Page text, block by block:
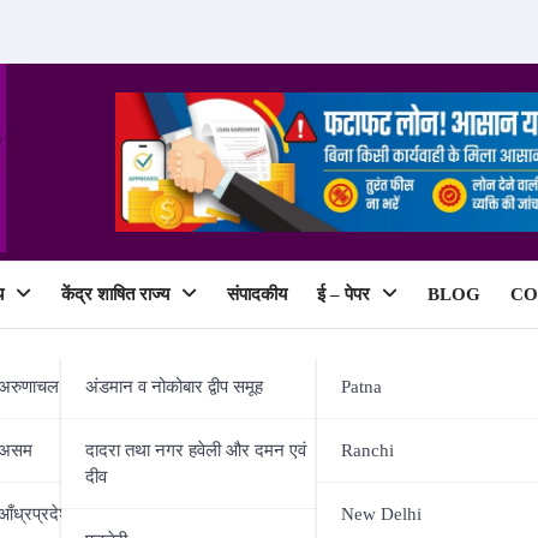
प्रदेश
केंद्र शाषित राज्य
अंडमान व नोकोबार द्वीप समूह
दादरा तथा नगर हवेली और दमन एवं
दीव
संपादकीय ई – पेपर
Patna
Ranchi
New Delhi
BLOG
मामले में 7 साल की सजा